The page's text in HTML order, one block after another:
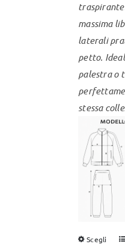
massima
laterali
petto.
palestra o
stessa
Scegli